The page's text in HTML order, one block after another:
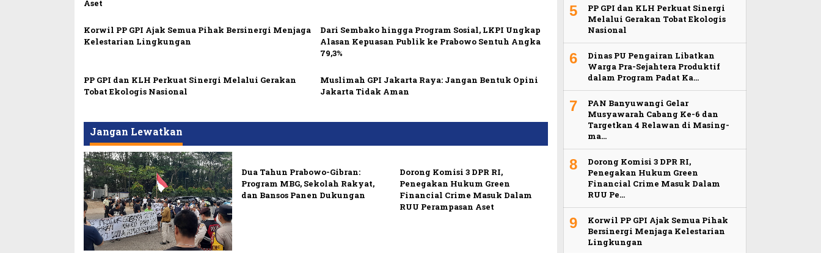
Aset
Korwil PP GPI Ajak Semua Pihak Bersinergi Menjaga
Kelestarian Lingkungan
Dari Sembako hingga Program Sosial, LKPI Ungkap
Alasan Kepuasan Publik ke Prabowo Sentuh Angka
79,3%
PP GPI dan KLH Perkuat Sinergi Melalui Gerakan
Tobat Ekologis Nasional
Muslimah GPI Jakarta Raya: Jangan Bentuk Opini
Jakarta Tidak Aman
Jangan Lewatkan
Dua Tahun Prabowo-Gibran:
Program MBG, Sekolah Rakyat,
dan Bansos Panen Dukungan
Dorong Komisi 3 DPR RI,
Penegakan Hukum Green
Financial Crime Masuk Dalam
RUU Perampasan Aset
5
PP GPI dan KLH Perkuat Sinergi
Melalui Gerakan Tobat Ekologis
Nasional
6
Dinas PU Pengairan Libatkan
Warga Pra-Sejahtera Produktif
dalam Program Padat Ka…
7
PAN Banyuwangi Gelar
Musyawarah Cabang Ke-6 dan
Targetkan 4 Relawan di Masing-
ma…
8
Dorong Komisi 3 DPR RI,
Penegakan Hukum Green
Financial Crime Masuk Dalam
RUU Pe…
9
Korwil PP GPI Ajak Semua Pihak
Bersinergi Menjaga Kelestarian
Lingkungan